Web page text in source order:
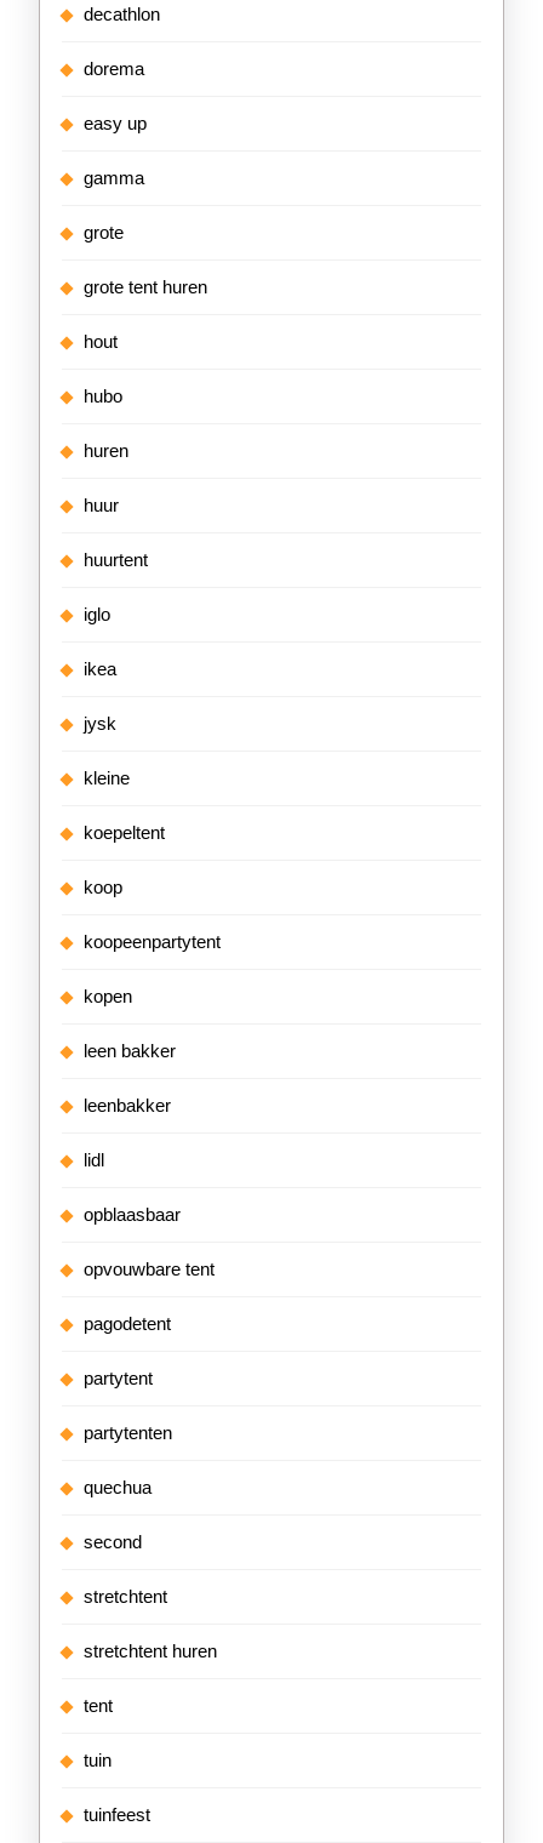
decathlon
dorema
easy up
gamma
grote
grote tent huren
hout
hubo
huren
huur
huurtent
iglo
ikea
jysk
kleine
koepeltent
koop
koopeenpartytent
kopen
leen bakker
leenbakker
lidl
opblaasbaar
opvouwbare tent
pagodetent
partytent
partytenten
quechua
second
stretchtent
stretchtent huren
tent
tuin
tuinfeest